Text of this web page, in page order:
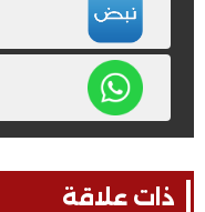
ذات علاقة